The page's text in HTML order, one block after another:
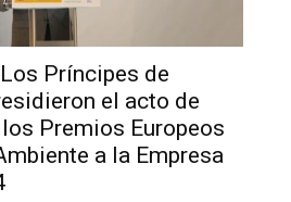
Príncipes de
el acto de
Premios Europeos
a la Empresa